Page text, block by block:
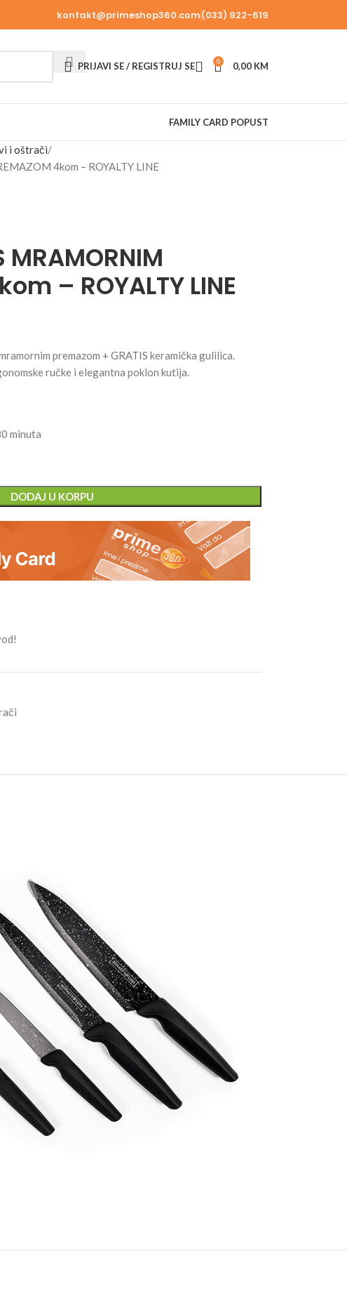
kontakt@primeshop360.com(033) 922-619
PRIJAVI SE / REGISTRUJ SE 0 0,00 KM
FAMILY CARD POPUST
i oštrači
4kom – ROYALTY LINE
MRAMORNIM
– ROYALTY LINE
premazom + GRATIS keramička gulilica.
ručke i elegantna poklon kutija.
minuta
DODAJ U KORPU